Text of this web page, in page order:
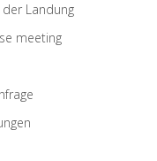
Landung
meeting